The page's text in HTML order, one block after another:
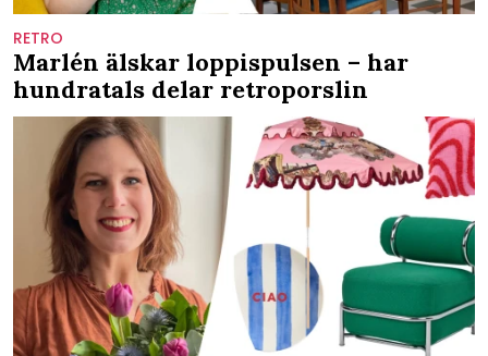
RETRO
Marlén älskar loppispulsen – har
hundratals delar retroporslin